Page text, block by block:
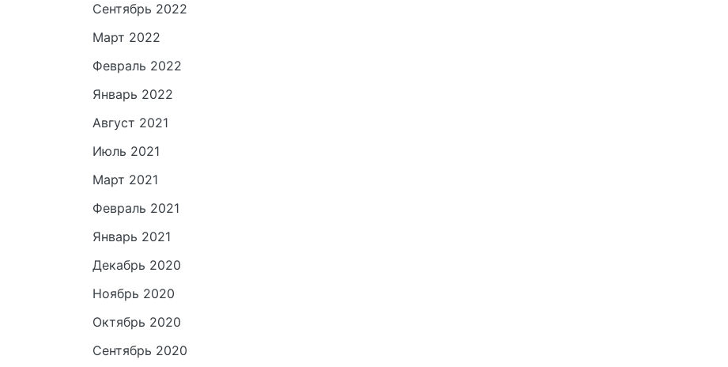
Сентябрь 2022
Март 2022
Февраль 2022
Январь 2022
Август 2021
Июль 2021
Март 2021
Февраль 2021
Январь 2021
Декабрь 2020
Ноябрь 2020
Октябрь 2020
Сентябрь 2020